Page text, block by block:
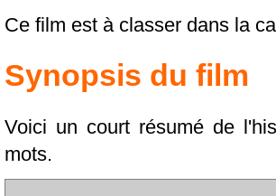
Ce film est à classer dans la
Synopsis du film
Voici un court résumé de
mots.